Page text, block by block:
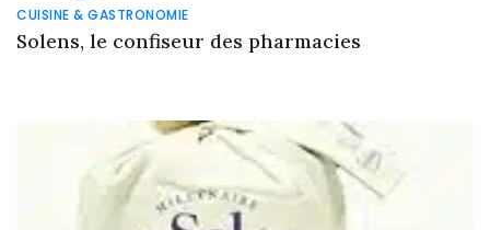
CUISINE & GASTRONOMIE
Solens, le confiseur des pharmacies